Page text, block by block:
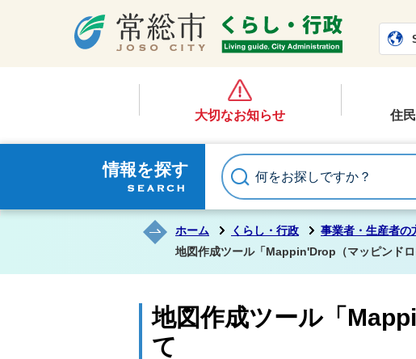
大切なお知らせ 住
情報を探す
ホーム くらし・行政 事業者・生産者の
地図作成ツール「Mappin'Drop（マッピンド
地図作成ツール「
て